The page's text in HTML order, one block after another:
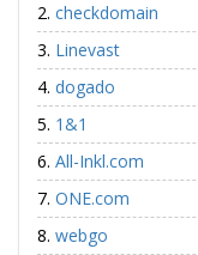
checkdomain
Linevast
dogado
1&1
All-Inkl.com
ONE.com
webgo